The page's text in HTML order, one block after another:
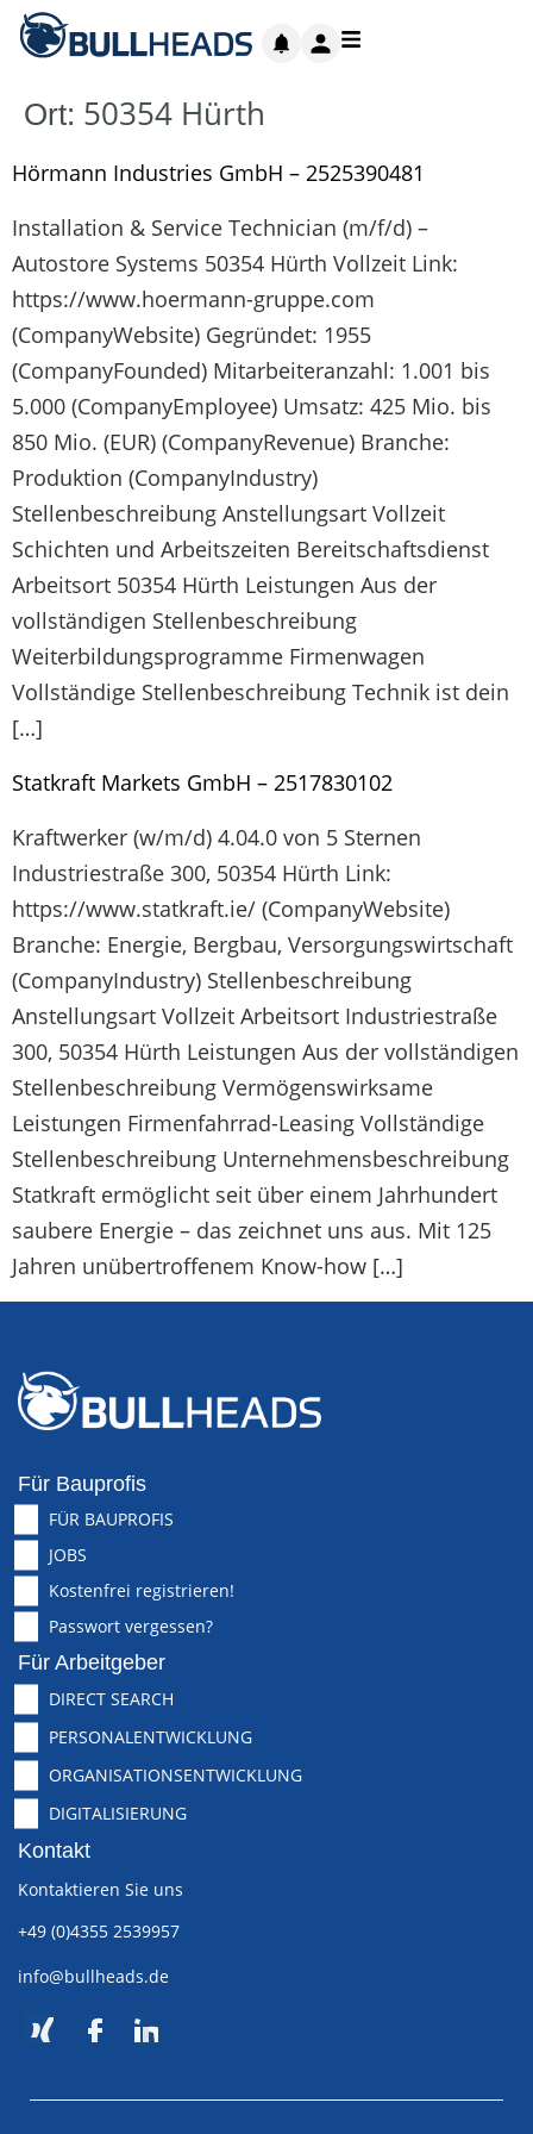
Ort: 50354 Hürth
Hörmann Industries GmbH – 2525390481
Installation & Service Technician (m/f/d) –
Autostore Systems 50354 Hürth Vollzeit Link:
https://www.hoermann-gruppe.com
(CompanyWebsite) Gegründet: 1955
(CompanyFounded) Mitarbeiteranzahl: 1.001 bis
5.000 (CompanyEmployee) Umsatz: 425 Mio. bis
850 Mio. (EUR) (CompanyRevenue) Branche:
Produktion (CompanyIndustry)
Stellenbeschreibung Anstellungsart Vollzeit
Schichten und Arbeitszeiten Bereitschaftsdienst
Arbeitsort 50354 Hürth Leistungen Aus der
vollständigen Stellenbeschreibung
Weiterbildungsprogramme Firmenwagen
Vollständige Stellenbeschreibung Technik ist dein
[…]
Statkraft Markets GmbH – 2517830102
Kraftwerker (w/m/d) 4.04.0 von 5 Sternen
Industriestraße 300, 50354 Hürth Link:
https://www.statkraft.ie/ (CompanyWebsite)
Branche: Energie, Bergbau, Versorgungswirtschaft
(CompanyIndustry) Stellenbeschreibung
Anstellungsart Vollzeit Arbeitsort Industriestraße
300, 50354 Hürth Leistungen Aus der vollständigen
Stellenbeschreibung Vermögenswirksame
Leistungen Firmenfahrrad-Leasing Vollständige
Stellenbeschreibung Unternehmensbeschreibung
Statkraft ermöglicht seit über einem Jahrhundert
saubere Energie – das zeichnet uns aus. Mit 125
Jahren unübertroffenem Know-how […]
Für Bauprofis
FÜR BAUPROFIS
JOBS
Kostenfrei registrieren!
Passwort vergessen?
Für Arbeitgeber
DIRECT SEARCH
PERSONALENTWICKLUNG
ORGANISATIONSENTWICKLUNG
DIGITALISIERUNG
Kontakt
Kontaktieren Sie uns
+49 (0)4355 2539957
info@bullheads.de